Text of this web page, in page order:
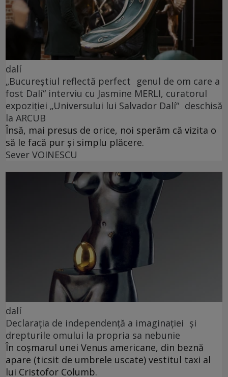
dalí
„Bucureștiul reflectă perfect genul de om care a
fost Dalí“ interviu cu Jasmine MERLI, curatorul
expoziției „Universului lui Salvador Dalí“ deschisă
la ARCUB
Însă, mai presus de orice, noi sperăm că vizita o
să le facă pur și simplu plăcere.
Sever VOINESCU
dalí
Declarația de independență a imaginației și
drepturile omului la propria sa nebunie
În coșmarul unei Venus americane, din beznă
apare (ticsit de umbrele uscate) vestitul taxi al
lui Cristofor Columb.